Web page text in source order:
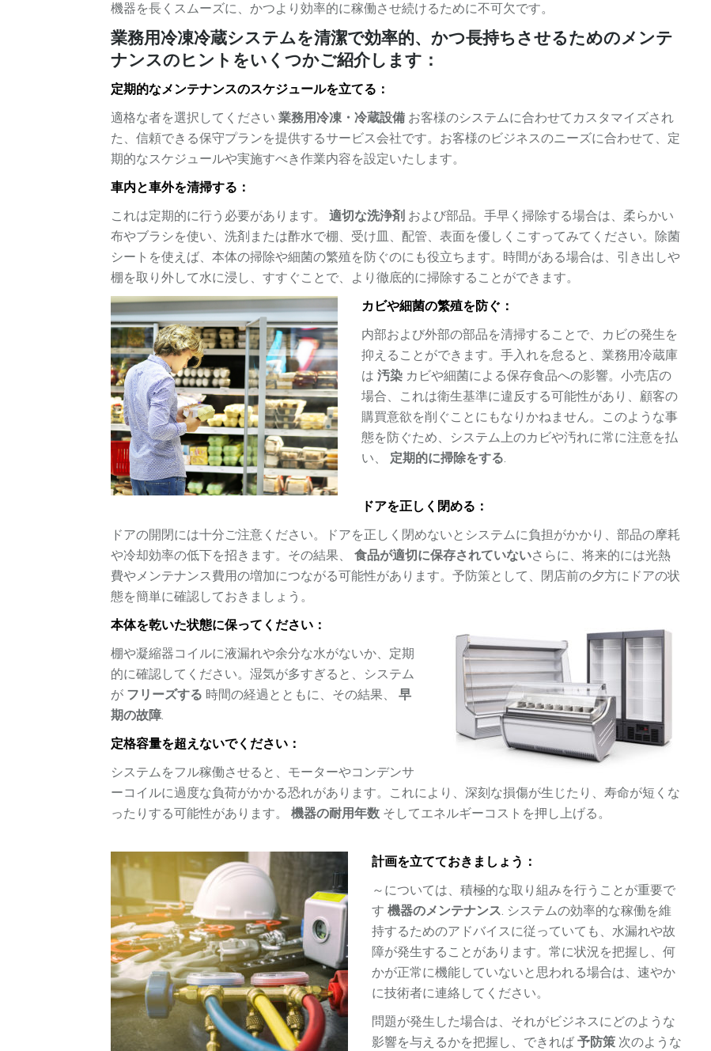
機器を長くスムーズに、かつより効率的に稼働させ続けるために不可欠です。
業務用冷凍冷蔵システムを清潔で効率的、かつ長持ちさせるためのメンテ
ナンスのヒントをいくつかご紹介します：
定期的なメンテナンスのスケジュールを立てる：
適格な者を選択してください業務用冷凍・冷蔵設備 お客様のシステムに合わせてカスタマイズされ
た、信頼できる保守プランを提供するサービス会社です。お客様のビジネスのニーズに合わせて、定
期的なスケジュールや実施すべき作業内容を設定いたします。
車内と車外を清掃する：
これは定期的に行う必要があります。適切な洗浄剤 および部品。手早く掃除する場合は、柔らかい
布やブラシを使い、洗剤または酢水で棚、受け皿、配管、表面を優しくこすってみてください。除菌
シートを使えば、本体の掃除や細菌の繁殖を防ぐのにも役立ちます。時間がある場合は、引き出しや
棚を取り外して水に浸し、すすぐことで、より徹底的に掃除することができます。
カビや細菌の繁殖を防ぐ：
内部および外部の部品を清掃することで、カビの発生を
抑えることができます。手入れを怠ると、業務用冷蔵庫
は汚染 カビや細菌による保存食品への影響。小売店の
場合、これは衛生基準に違反する可能性があり、顧客の
購買意欲を削ぐことにもなりかねません。このような事
態を防ぐため、システム上のカビや汚れに常に注意を払
い、 定期的に掃除をする.
ドアを正しく閉める：
ドアの開閉には十分ご注意ください。ドアを正しく閉めないとシステムに負担がかかり、部品の摩耗
や冷却効率の低下を招きます。その結果、食品が適切に保存されていないさらに、将来的には光熱
費やメンテナンス費用の増加につながる可能性があります。予防策として、閉店前の夕方にドアの状
態を簡単に確認しておきましょう。
本体を乾いた状態に保ってください：
棚や凝縮器コイルに液漏れや余分な水がないか、定期
的に確認してください。湿気が多すぎると、システム
が フリーズする 時間の経過とともに、その結果、早
期の故障.
定格容量を超えないでください：
システムをフル稼働させると、モーターやコンデンサ
ーコイルに過度な負荷がかかる恐れがあります。これにより、深刻な損傷が生じたり、寿命が短くな
ったりする可能性があります。機器の耐用年数 そしてエネルギーコストを押し上げる。
計画を立てておきましょう：
～については、積極的な取り組みを行うことが重要で
す機器のメンテナンス. システムの効率的な稼働を維
持するためのアドバイスに従っていても、水漏れや故
障が発生することがあります。常に状況を把握し、何
かが正常に機能していないと思われる場合は、速やか
に技術者に連絡してください。
問題が発生した場合は、それがビジネスにどのような
影響を与えるかを把握し、できれば予防策 次のような